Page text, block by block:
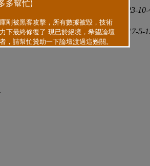
微信及支付寶贊助]
2023-
4 5 6 pkktam 2017-5-
時間範圍
.